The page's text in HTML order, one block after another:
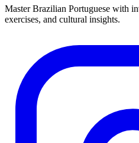
Master Brazilian Portuguese with
exercises, and cultural insights.